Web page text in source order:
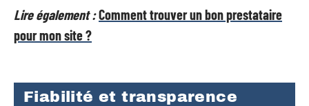
Lire également :Comment trouver un bon prestataire
pour mon site ?
Fiabilité et transparence